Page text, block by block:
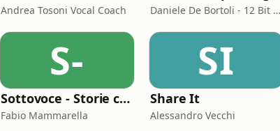
Andrea Tosoni Vocal Coach Daniele De Bortoli - 12 Bit Retrogaming Trieste
S-
Sottovoce - Storie criminali
Fabio Mammarella
SI
Share It
Alessandro Vecchi